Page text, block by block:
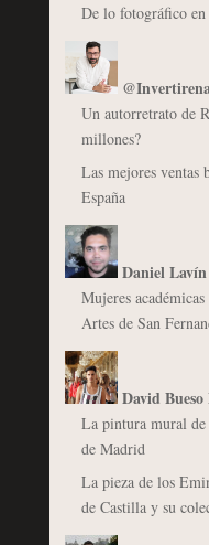
De lo fotográfico
Un autorretrato de
millones?
Las mejores ventas
España
Daniel
Mujeres
Artes de San
David
La pintura mural de
de Madrid
La pieza de los
de Castilla y su